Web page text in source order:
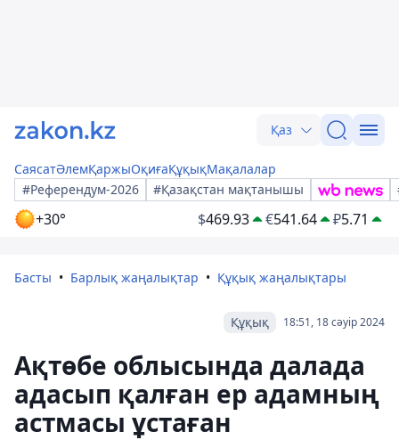
Қаз
СаясатӘлемҚаржыОқиғаҚұқықМақалалар
#Референдум-2026
#Қазақстан мақтанышы
+30° $469.93 €541.64 ₽5.71
Басты Барлық жаңалықтар Құқық жаңалықтары
18:51, 18 сәуір 2024
Құқық
Ақтөбе облысында далада
адасып қалған ер адамның
астмасы ұстаған